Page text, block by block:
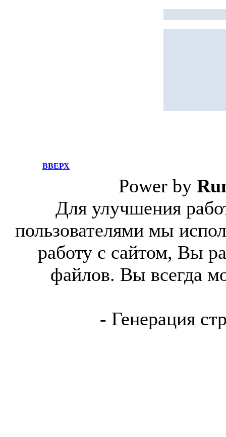
ВВЕРХ
Power by
Для улучшения
пользователями мы
работу с сайтом, Вы
файлов. Вы всегда
- Генерация